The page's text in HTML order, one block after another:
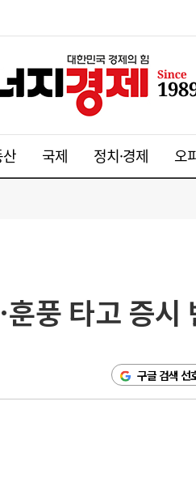
국제 정치·경제 오
풍 타고 증시
구글 검색 선